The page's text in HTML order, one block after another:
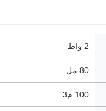
2 واط
80 مل
100 م3